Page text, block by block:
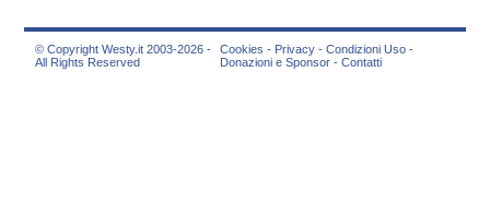
© Copyright Westy.it 2003-2026 -
All Rights Reserved
Cookies - Privacy -Condizioni Uso -
Donazioni e Sponsor -Contatti